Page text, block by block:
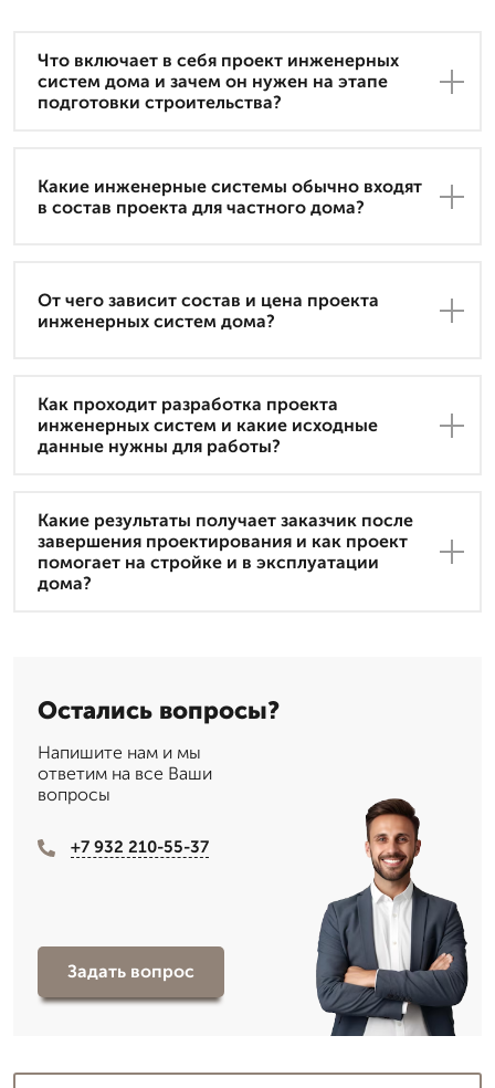
Что включает в себя проект инженерных
систем дома и зачем он нужен на этапе
подготовки строительства?
Какие инженерные системы обычно входят
в состав проекта для частного дома?
От чего зависит состав и цена проекта
инженерных систем дома?
Как проходит разработка проекта
инженерных систем и какие исходные
данные нужны для работы?
Какие результаты получает заказчик после
завершения проектирования и как проект
помогает на стройке и в эксплуатации
дома?
Остались вопросы?
Напишите нам и мы
ответим на все Ваши
вопросы
+7 932 210-55-37
Задать вопрос